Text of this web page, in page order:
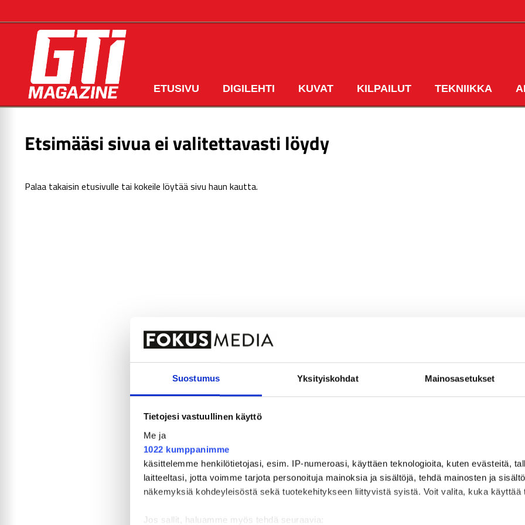
Suostumus Yksityiskohdat Mainosasetukset
Tietojesi vastuullinen käyttö
Me ja
1022 kumppanimme
käsittelemme henkilötietojasi, esim. IP-numeroasi, käyttäen teknologioita, kuten evästeitä,
laitteeltasi, jotta voimme tarjota personoituja mainoksia ja sisältöjä, tehdä mainosten ja
näkemyksiä kohdeyleisöstä sekä tuotekehitykseen liittyvistä syistä. Voit valita, kuka käyttää
Jos sallit, haluamme myös tehdä seuraavia:
ETUSIVU DIGILEHTI KUVAT KILPAILUT TEKNIIKKA
Etsimääsi sivua ei valitettavasti löydy
Palaa takaisin etusivulle tai kokeile löytää sivu haun kautta.